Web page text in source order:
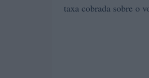
taxa cobrada sobre o